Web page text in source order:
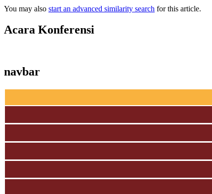
You may also start an advanced similarity search for this article.
Acara Konferensi
navbar